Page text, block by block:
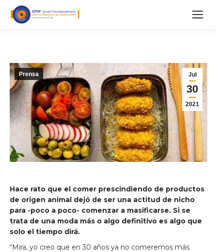
Jul
30
2021
Prensa
Hace rato que el comer prescindiendo de productos
de origen animal dejó de ser una actitud de nicho
para -poco a poco- comenzar a masificarse. Si se
trata de una moda más o algo definitivo es algo que
solo el tiempo dirá.
“Mira, yo creo que en 30 años ya no comeremos más